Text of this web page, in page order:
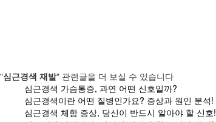
"심근경색 재발" 관련글을 더 보실 수 있습니다
심근경색 가슴통증, 과연 어떤 신호일까?
심근경색이란 어떤 질병인가요? 증상과 원인 분석!
심근경색 체함 증상, 당신이 반드시 알아야 할 신호!